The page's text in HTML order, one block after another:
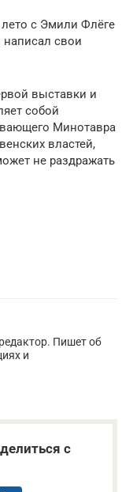
с Эмили Флёге
написал свои
выставки и
собой
Минотавра
властей,
не раздражать
Пишет об
и
с